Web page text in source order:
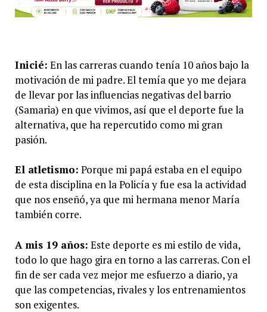
Inicié: En las carreras cuando tenía 10 años bajo la
motivación de mi padre. El temía que yo me dejara
de llevar por las influencias negativas del barrio
(Samaria) en que vivimos, así que el deporte fue la
alternativa, que ha repercutido como mi gran
pasión.
El atletismo: Porque mi papá estaba en el equipo
de esta disciplina en la Policía y fue esa la actividad
que nos enseñó, ya que mi hermana menor María
también corre.
A mis 19 años: Este deporte es mi estilo de vida,
todo lo que hago gira en torno a las carreras. Con el
fin de ser cada vez mejor me esfuerzo a diario, ya
que las competencias, rivales y los entrenamientos
son exigentes.